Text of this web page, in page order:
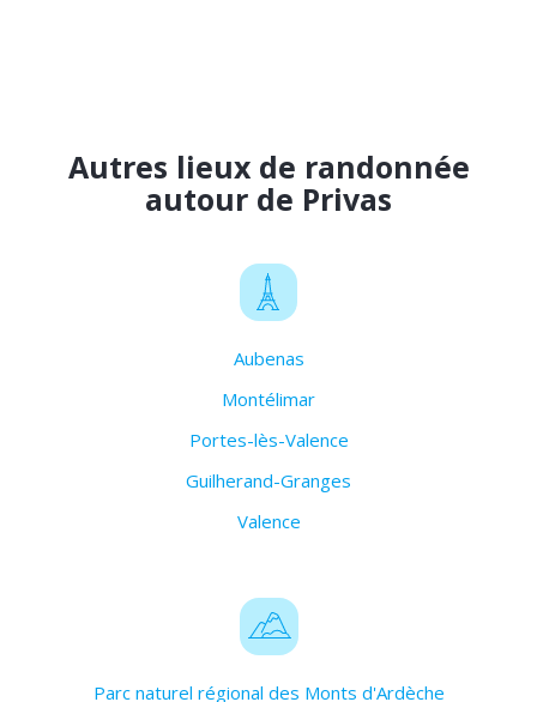
Autres lieux de randonnée
autour de Privas
Aubenas
Montélimar
Portes-lès-Valence
Guilherand-Granges
Valence
Parc naturel régional des Monts d'Ardèche